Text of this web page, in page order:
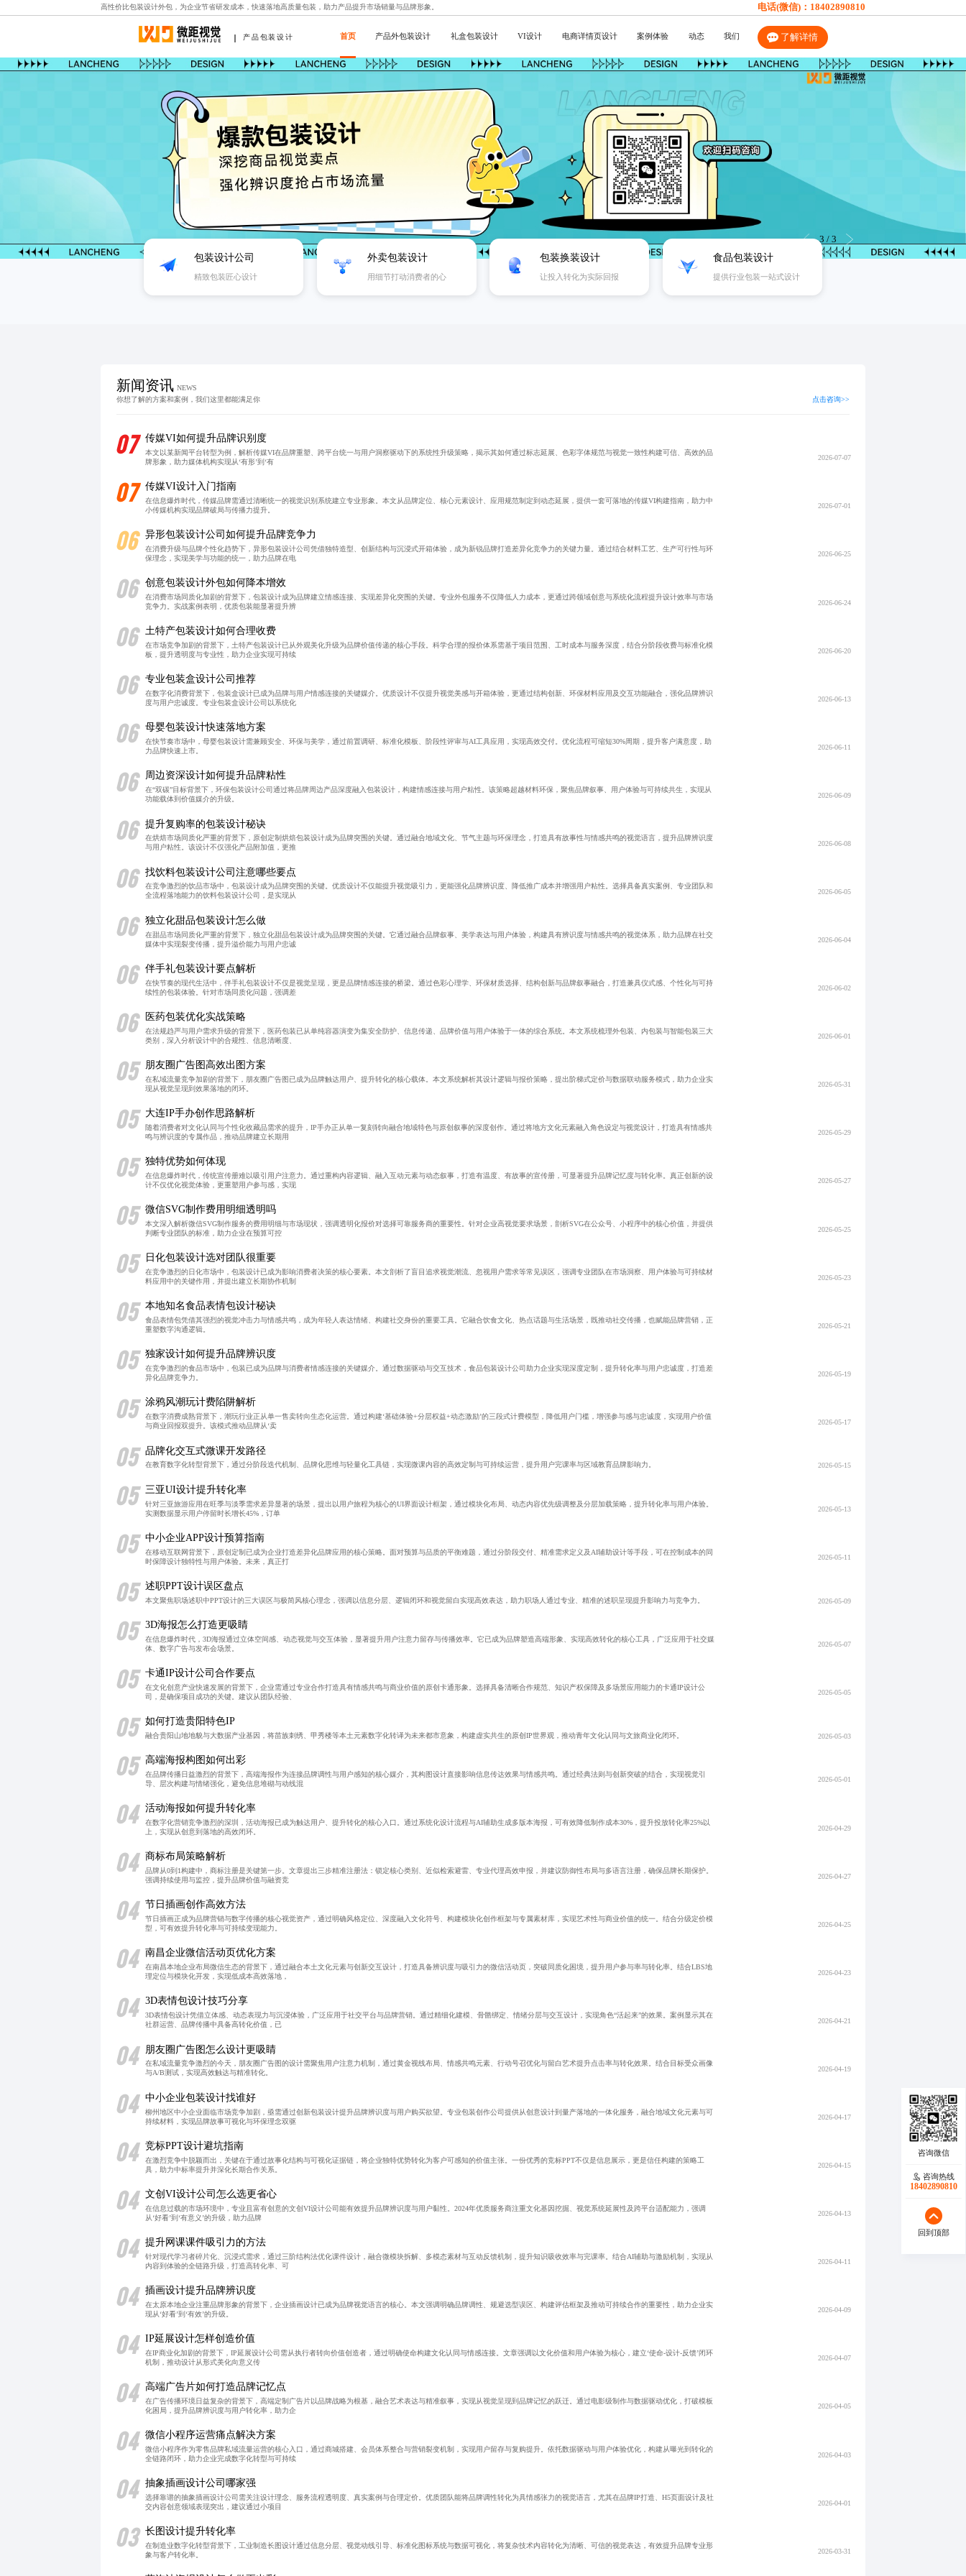
高性价比包装设计外包，为企业节省研发成本，快速落地高质量包装，助力产品提升市场销量与品牌形象。 电话(微信)： 18402890810
产品包装设计 首页 产品外包装设计 礼盒包装设计 VI设计 电商详情页设计 案例体验 动态 我们 了解详情
1 / 3
包装设计公司
精致包装匠心设计
外卖包装设计
用细节打动消费者的心
包装换装设计
让投入转化为实际回报
食品包装设计
提供行业包装一站式设计
新闻资讯 NEWS
你想了解的方案和案例，我们这里都能满足你
点击咨询>>
07 传媒VI如何提升品牌识别度
本文以某新闻平台转型为例，解析传媒VI在品牌重塑、跨平台统一与用户洞察驱动下的系统性升级策略，揭示其如何通过标志延展、色彩字体规范与视觉一致性构建可信、高效的品
牌形象，助力媒体机构实现从‘有形’到‘有
2026-07-07
07 传媒VI设计入门指南
在信息爆炸时代，传媒品牌需通过清晰统一的视觉识别系统建立专业形象。本文从品牌定位、核心元素设计、应用规范制定到动态延展，提供一套可落地的传媒VI构建指南，助力中
小传媒机构实现品牌破局与传播力提升。
2026-07-01
06 异形包装设计公司如何提升品牌竞争力
在消费升级与品牌个性化趋势下，异形包装设计公司凭借独特造型、创新结构与沉浸式开箱体验，成为新锐品牌打造差异化竞争力的关键力量。通过结合材料工艺、生产可行性与环
保理念，实现美学与功能的统一，助力品牌在电
2026-06-25
06 创意包装设计外包如何降本增效
在消费市场同质化加剧的背景下，包装设计成为品牌建立情感连接、实现差异化突围的关键。专业外包服务不仅降低人力成本，更通过跨领域创意与系统化流程提升设计效率与市场
竞争力。实战案例表明，优质包装能显著提升辨
2026-06-24
06 土特产包装设计如何合理收费
在市场竞争加剧的背景下，土特产包装设计已从外观美化升级为品牌价值传递的核心手段。科学合理的报价体系需基于项目范围、工时成本与服务深度，结合分阶段收费与标准化模
板，提升透明度与专业性，助力企业实现可持续
2026-06-20
06 专业包装盒设计公司推荐
在数字化消费背景下，包装盒设计已成为品牌与用户情感连接的关键媒介。优质设计不仅提升视觉美感与开箱体验，更通过结构创新、环保材料应用及交互功能融合，强化品牌辨识
度与用户忠诚度。专业包装盒设计公司以系统化
2026-06-13
06 母婴包装设计快速落地方案
在快节奏市场中，母婴包装设计需兼顾安全、环保与美学，通过前置调研、标准化模板、阶段性评审与AI工具应用，实现高效交付。优化流程可缩短30%周期，提升客户满意度，助
力品牌快速上市。
2026-06-11
06 周边资深设计如何提升品牌粘性
在“双碳”目标背景下，环保包装设计公司通过将品牌周边产品深度融入包装设计，构建情感连接与用户粘性。该策略超越材料环保，聚焦品牌叙事、用户体验与可持续共生，实现从
功能载体到价值媒介的升级。
2026-06-09
06 提升复购率的包装设计秘诀
在烘焙市场同质化严重的背景下，原创定制烘焙包装设计成为品牌突围的关键。通过融合地域文化、节气主题与环保理念，打造具有故事性与情感共鸣的视觉语言，提升品牌辨识度
与用户粘性。该设计不仅强化产品附加值，更推
2026-06-08
06 找饮料包装设计公司注意哪些要点
在竞争激烈的饮品市场中，包装设计成为品牌突围的关键。优质设计不仅能提升视觉吸引力，更能强化品牌辨识度、降低推广成本并增强用户粘性。选择具备真实案例、专业团队和
全流程落地能力的饮料包装设计公司，是实现从
2026-06-05
06 独立化甜品包装设计怎么做
在甜品市场同质化严重的背景下，独立化甜品包装设计成为品牌突围的关键。它通过融合品牌叙事、美学表达与用户体验，构建具有辨识度与情感共鸣的视觉体系，助力品牌在社交
媒体中实现裂变传播，提升溢价能力与用户忠诚
2026-06-04
06 伴手礼包装设计要点解析
在快节奏的现代生活中，伴手礼包装设计不仅是视觉呈现，更是品牌情感连接的桥梁。通过色彩心理学、环保材质选择、结构创新与品牌叙事融合，打造兼具仪式感、个性化与可持
续性的包装体验。针对市场同质化问题，强调差
2026-06-02
06 医药包装优化实战策略
在法规趋严与用户需求升级的背景下，医药包装已从单纯容器演变为集安全防护、信息传递、品牌价值与用户体验于一体的综合系统。本文系统梳理外包装、内包装与智能包装三大
类别，深入分析设计中的合规性、信息清晰度、
2026-06-01
05 朋友圈广告图高效出图方案
在私域流量竞争加剧的背景下，朋友圈广告图已成为品牌触达用户、提升转化的核心载体。本文系统解析其设计逻辑与报价策略，提出阶梯式定价与数据联动服务模式，助力企业实
现从视觉呈现到效果落地的闭环。
2026-05-31
05 大连IP手办创作思路解析
随着消费者对文化认同与个性化收藏品需求的提升，IP手办正从单一复刻转向融合地域特色与原创叙事的深度创作。通过将地方文化元素融入角色设定与视觉设计，打造具有情感共
鸣与辨识度的专属作品，推动品牌建立长期用
2026-05-29
05 独特优势如何体现
在信息爆炸时代，传统宣传册难以吸引用户注意力。通过重构内容逻辑、融入互动元素与动态叙事，打造有温度、有故事的宣传册，可显著提升品牌记忆度与转化率。真正创新的设
计不仅优化视觉体验，更重塑用户参与感，实现
2026-05-27
05 微信SVG制作费用明细透明吗
本文深入解析微信SVG制作服务的费用明细与市场现状，强调透明化报价对选择可靠服务商的重要性。针对企业高视觉要求场景，剖析SVG在公众号、小程序中的核心价值，并提供
判断专业团队的标准，助力企业在预算可控
2026-05-25
05 日化包装设计选对团队很重要
在竞争激烈的日化市场中，包装设计已成为影响消费者决策的核心要素。本文剖析了盲目追求视觉潮流、忽视用户需求等常见误区，强调专业团队在市场洞察、用户体验与可持续材
料应用中的关键作用，并提出建立长期协作机制
2026-05-23
05 本地知名食品表情包设计秘诀
食品表情包凭借其强烈的视觉冲击力与情感共鸣，成为年轻人表达情绪、构建社交身份的重要工具。它融合饮食文化、热点话题与生活场景，既推动社交传播，也赋能品牌营销，正
重塑数字沟通逻辑。
2026-05-21
05 独家设计如何提升品牌辨识度
在竞争激烈的食品市场中，包装已成为品牌与消费者情感连接的关键媒介。通过数据驱动与交互技术，食品包装设计公司助力企业实现深度定制，提升转化率与用户忠诚度，打造差
异化品牌竞争力。
2026-05-19
05 涂鸦风潮玩计费陷阱解析
在数字消费成熟背景下，潮玩行业正从单一售卖转向生态化运营。通过构建‘基础体验+分层权益+动态激励’的三段式计费模型，降低用户门槛，增强参与感与忠诚度，实现用户价值
与商业回报双提升。该模式推动品牌从‘卖
2026-05-17
05 品牌化交互式微课开发路径
在教育数字化转型背景下，通过分阶段迭代机制、品牌化思维与轻量化工具链，实现微课内容的高效定制与可持续运营，提升用户完课率与区域教育品牌影响力。 2026-05-15
05 三亚UI设计提升转化率
针对三亚旅游应用在旺季与淡季需求差异显著的场景，提出以用户旅程为核心的UI界面设计框架，通过模块化布局、动态内容优先级调整及分层加载策略，提升转化率与用户体验。
实测数据显示用户停留时长增长45%，订单
2026-05-13
05 中小企业APP设计预算指南
在移动互联网背景下，原创定制已成为企业打造差异化品牌应用的核心策略。面对预算与品质的平衡难题，通过分阶段交付、精准需求定义及AI辅助设计等手段，可在控制成本的同
时保障设计独特性与用户体验。未来，真正打
2026-05-11
05 述职PPT设计误区盘点
本文聚焦职场述职中PPT设计的三大误区与极简风核心理念，强调以信息分层、逻辑闭环和视觉留白实现高效表达，助力职场人通过专业、精准的述职呈现提升影响力与竞争力。 2026-05-09
05 3D海报怎么打造更吸睛
在信息爆炸时代，3D海报通过立体空间感、动态视觉与交互体验，显著提升用户注意力留存与传播效率。它已成为品牌塑造高端形象、实现高效转化的核心工具，广泛应用于社交媒
体、数字广告与发布会场景。
2026-05-07
05 卡通IP设计公司合作要点
在文化创意产业快速发展的背景下，企业需通过专业合作打造具有情感共鸣与商业价值的原创卡通形象。选择具备清晰合作规范、知识产权保障及多场景应用能力的卡通IP设计公
司，是确保项目成功的关键。建议从团队经验、
2026-05-05
05 如何打造贵阳特色IP
融合贵阳山地地貌与大数据产业基因，将苗族刺绣、甲秀楼等本土元素数字化转译为未来都市意象，构建虚实共生的原创IP世界观，推动青年文化认同与文旅商业化闭环。 2026-05-03
05 高端海报构图如何出彩
在品牌传播日益激烈的背景下，高端海报作为连接品牌调性与用户感知的核心媒介，其构图设计直接影响信息传达效果与情感共鸣。通过经典法则与创新突破的结合，实现视觉引
导、层次构建与情绪强化，避免信息堆砌与动线混
2026-05-01
04 活动海报如何提升转化率
在数字化营销竞争激烈的深圳，活动海报已成为触达用户、提升转化的核心入口。通过系统化设计流程与AI辅助生成多版本海报，可有效降低制作成本30%，提升投放转化率25%以
上，实现从创意到落地的高效闭环。
2026-04-29
04 商标布局策略解析
品牌从0到1构建中，商标注册是关键第一步。文章提出三步精准注册法：锁定核心类别、近似检索避雷、专业代理高效申报，并建议防御性布局与多语言注册，确保品牌长期保护。
强调持续使用与监控，提升品牌价值与融资竞
2026-04-27
04 节日插画创作高效方法
节日插画正成为品牌营销与数字传播的核心视觉资产，通过明确风格定位、深度融入文化符号、构建模块化创作框架与专属素材库，实现艺术性与商业价值的统一。结合分级定价模
型，可有效提升转化率与可持续变现能力。
2026-04-25
04 南昌企业微信活动页优化方案
在南昌本地企业布局微信生态的背景下，通过融合本土文化元素与创新交互设计，打造具备辨识度与吸引力的微信活动页，突破同质化困境，提升用户参与率与转化率。结合LBS地
理定位与模块化开发，实现低成本高效落地，
2026-04-23
04 3D表情包设计技巧分享
3D表情包设计凭借立体感、动态表现力与沉浸体验，广泛应用于社交平台与品牌营销。通过精细化建模、骨骼绑定、情绪分层与交互设计，实现角色“活起来”的效果。案例显示其在
社群运营、品牌传播中具备高转化价值，已
2026-04-21
04 朋友圈广告图怎么设计更吸睛
在私域流量竞争激烈的今天，朋友圈广告图的设计需聚焦用户注意力机制，通过黄金视线布局、情感共鸣元素、行动号召优化与留白艺术提升点击率与转化效果。结合目标受众画像
与A/B测试，实现高效触达与精准转化。
2026-04-19
04 中小企业包装设计找谁好
柳州地区中小企业面临市场竞争加剧，亟需通过创新包装设计提升品牌辨识度与用户购买欲望。专业包装创作公司提供从创意设计到量产落地的一体化服务，融合地域文化元素与可
持续材料，实现品牌故事可视化与环保理念双驱
2026-04-17
04 竞标PPT设计避坑指南
在激烈竞争中脱颖而出，关键在于通过故事化结构与可视化证据链，将企业独特优势转化为客户可感知的价值主张。一份优秀的竞标PPT不仅是信息展示，更是信任构建的策略工
具，助力中标率提升并深化长期合作关系。
2026-04-15
04 文创VI设计公司怎么选更省心
在信息过载的市场环境中，专业且富有创意的文创VI设计公司能有效提升品牌辨识度与用户黏性。2024年优质服务商注重文化基因挖掘、视觉系统延展性及跨平台适配能力，强调
从‘好看’到‘有意义’的升级，助力品牌
2026-04-13
04 提升网课课件吸引力的方法
针对现代学习者碎片化、沉浸式需求，通过三阶结构法优化课件设计，融合微模块拆解、多模态素材与互动反馈机制，提升知识吸收效率与完课率。结合AI辅助与激励机制，实现从
内容到体验的全链路升级，打造高转化率、可
2026-04-11
04 插画设计提升品牌辨识度
在太原本地企业注重品牌形象的背景下，企业插画设计已成为品牌视觉语言的核心。本文强调明确品牌调性、规避选型误区、构建评估框架及推动可持续合作的重要性，助力企业实
现从‘好看’到‘有效’的升级。
2026-04-09
04 IP延展设计怎样创造价值
在IP商业化加剧的背景下，IP延展设计公司需从执行者转向价值创造者，通过明确使命构建文化认同与情感连接。文章强调以文化价值和用户体验为核心，建立‘使命-设计-反馈’闭环
机制，推动设计从形式美化向意义传
2026-04-07
04 高端广告片如何打造品牌记忆点
在广告传播环境日益复杂的背景下，高端定制广告片以品牌战略为根基，融合艺术表达与精准叙事，实现从视觉呈现到品牌记忆的跃迁。通过电影级制作与数据驱动优化，打破模板
化困局，提升品牌辨识度与用户转化率，助力企
2026-04-05
04 微信小程序运营痛点解决方案
微信小程序作为零售品牌私域流量运营的核心入口，通过商城搭建、会员体系整合与营销裂变机制，实现用户留存与复购提升。依托数据驱动与用户体验优化，构建从曝光到转化的
全链路闭环，助力企业完成数字化转型与可持续
2026-04-03
04 抽象插画设计公司哪家强
选择靠谱的抽象插画设计公司需关注设计理念、服务流程透明度、真实案例与合理定价。优质团队能将品牌调性转化为具情感张力的视觉语言，尤其在品牌IP打造、H5页面设计及社
交内容创意领域表现突出，建议通过小项目
2026-04-01
03 长图设计提升转化率
在制造业数字化转型背景下，工业制造长图设计通过信息分层、视觉动线引导、标准化图标系统与数据可视化，将复杂技术内容转化为清晰、可信的视觉表达，有效提升品牌专业形
象与客户转化率。
2026-03-31
咨询热线
18402890810
回到顶部